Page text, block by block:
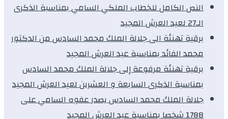
النص الكامل للخطاب الملكي السامي بمناسبة الذكرى
الـ27 لعيد العرش المجيد
برقية تهنئة الى جلالة الملك محمد السادس من الدكتور
محمد الفائد بمناسبة عيد العرش المجيد
برقية تهنئة مرفوعة إلى جلالة الملك محمد السادس
بمناسبة الذكرى السابعة و العشرين لعيد العرش المجيد
جلالة الملك محمد السادس يصدر عفوه السامي على
1788 شخصا بمناسبة عيد العرش المجيد